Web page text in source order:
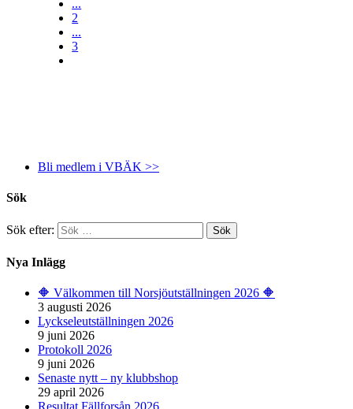
...
2
...
3
Bli medlem i VBÄK >>
Sök
Sök efter:
Nya Inlägg
🔶️ Välkommen till Norsjöutställningen 2026 🔶️
3 augusti 2026
Lyckseleutställningen 2026
9 juni 2026
Protokoll 2026
9 juni 2026
Senaste nytt – ny klubbshop
29 april 2026